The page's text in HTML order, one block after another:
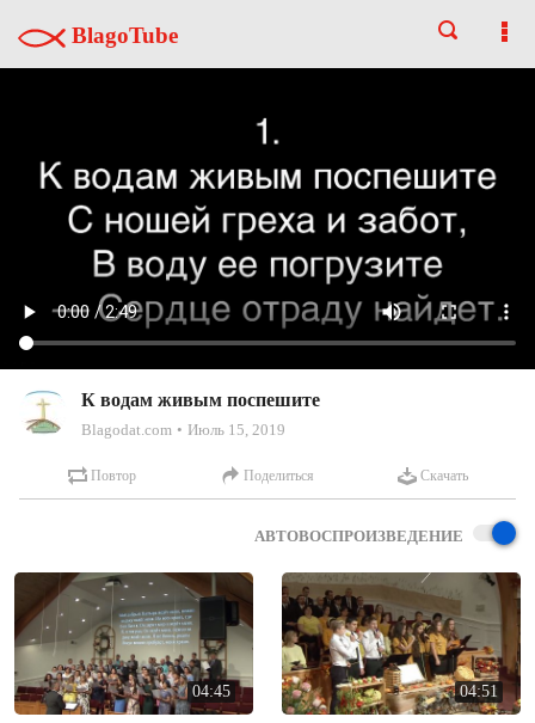
BlagoTube
К водам живым поспешите
Blagodat.com Июль 15, 2019
Повтор Поделиться Скачать
АВТОВОСПРОИЗВЕДЕНИЕ
04:45 04:51